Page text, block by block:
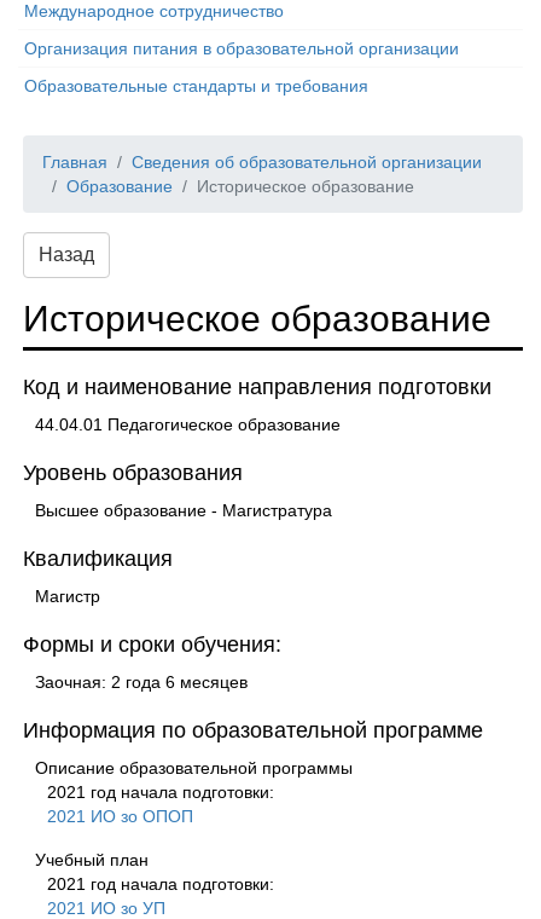
Международное сотрудничество
Организация питания в образовательной организации
Образовательные стандарты и требования
Главная
Сведения об образовательной организации
Образование
Историческое образование
Назад
Историческое образование
Код и наименование направления подготовки
44.04.01 Педагогическое образование
Уровень образования
Высшее образование - Магистратура
Квалификация
Магистр
Формы и сроки обучения:
Заочная: 2 года 6 месяцев
Информация по образовательной программе
Описание образовательной программы
2021 год начала подготовки:
2021 ИО зо ОПОП
Учебный план
2021 год начала подготовки:
2021 ИО зо УП